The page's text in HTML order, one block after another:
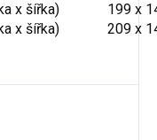
x šířka)
199 x
x šířka) 209 x